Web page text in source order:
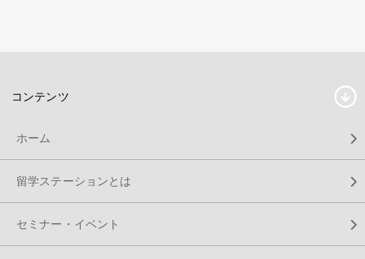
コンテンツ
ホーム
留学ステーションとは
セミナー・イベント